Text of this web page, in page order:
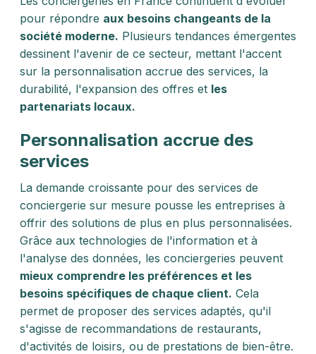
pour répondre aux besoins changeants de la
société moderne. Plusieurs tendances émergentes
dessinent l'avenir de ce secteur, mettant l'accent
sur la personnalisation accrue des services, la
durabilité, l'expansion des offres et les
partenariats locaux.
Personnalisation accrue des
services
La demande croissante pour des services de
conciergerie sur mesure pousse les entreprises à
offrir des solutions de plus en plus personnalisées.
Grâce aux technologies de l'information et à
l'analyse des données, les conciergeries peuvent
mieux comprendre les préférences et les
besoins spécifiques de chaque client. Cela
permet de proposer des services adaptés, qu'il
s'agisse de recommandations de restaurants,
d'activités de loisirs, ou de prestations de bien-être.